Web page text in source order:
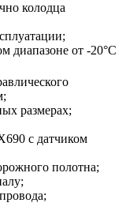
колодца
диапазоне от -20°С
размерах;
с датчиком
полотна;